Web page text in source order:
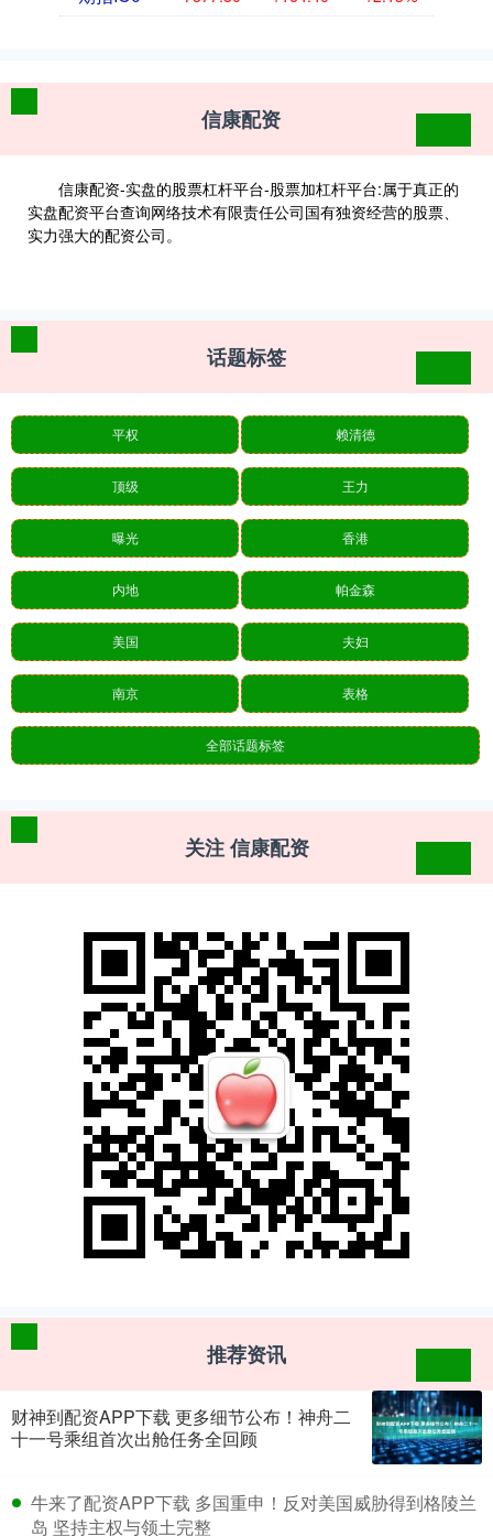
信康配资
信康配资-实盘的股票杠杆平台-股票加杠杆平台:属于真正的
实盘配资平台查询网络技术有限责任公司国有独资经营的股票、
实力强大的配资公司。
话题标签
平权 赖清德
顶级 王力
曝光 香港
内地 帕金森
美国 夫妇
南京 表格
全部话题标签
关注 信康配资
推荐资讯
财神到配资APP下载 更多细节公布！神舟二
十一号乘组首次出舱任务全回顾
​牛来了配资APP下载 多国重申！反对美国威胁得到格陵兰
岛 坚持主权与领土完整